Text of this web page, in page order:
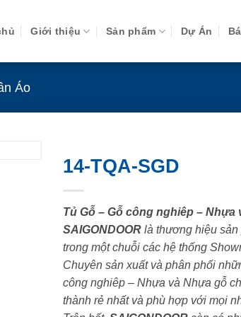
Giới thiệu Sản phẩm Dự Án
Áo
14-TQA-SGD
Tủ Gỗ – Gỗ công nghiêp – Nhựa
SAIGONDOORlà thương hiệu sản
trong một chuỗi các hệ thống
Chuyên sản xuất và phân phối
công nghiêp – Nhựa và Nhựa gỗ
thành rẻ nhất và phù hợp với mọi